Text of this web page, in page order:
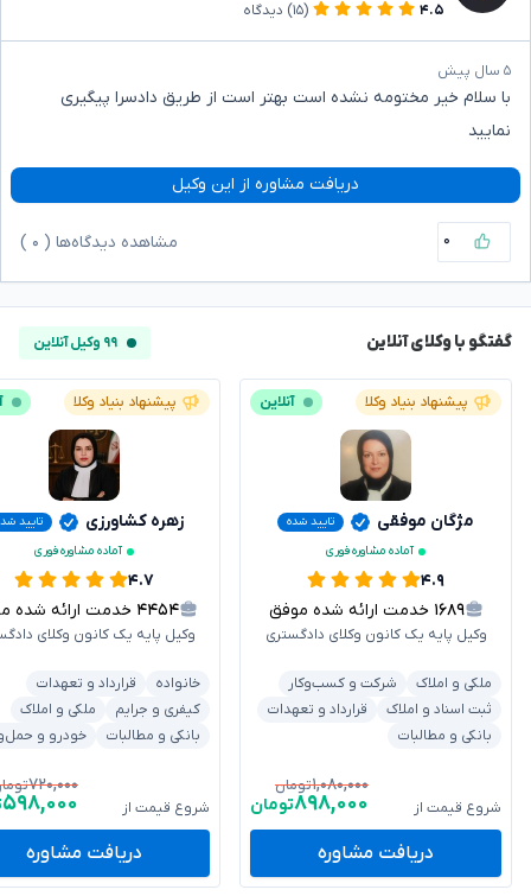
۴.۵
(۱۵) دیدگاه
۵ سال پیش
با سلام خیر مختومه نشده است بهتر است از طریق دادسرا پیگیری
نمایید
دریافت مشاوره از این وکیل
۰ مشاهده دیدگاه‌ها ( ۰
گفتگو با وکلای آنلاین ۹۹ وکیل آنلاین
پیشنهاد بنیاد وکلا آنلاین
مژگان موفقی
تایید شده
آماده مشاوره فوری
۴.۹
۱۶۸۹ خدمت ارائه شده موفق
وکیل پایه یک کانون وکلای دادگستری
ملکی و املاک
شرکت و کسب‌وکار
ثبت اسناد و املاک
قرارداد و تعهدات
بانکی و مطالبات
شروع قیمت از
۱,۰۸۰,۰۰۰تومان
۸۹۸,۰۰۰تومان
دریافت مشاوره
پیشنهاد بنیاد وکلا
زهره کشاورزی
تایید
آماده مشاوره فوری
۴.۷
۴۴۵۴ خدمت ارائه شده موفق
وکیل پایه یک کانون وکلای
خانواده
قرارداد و تعهدات
کیفری و جرایم
ملکی و املاک
بانکی و مطالبات
خودرو و
شروع قیمت از
۷۲۰,۰۰۰
۵۹۸,۰۰۰
دریافت مشاوره